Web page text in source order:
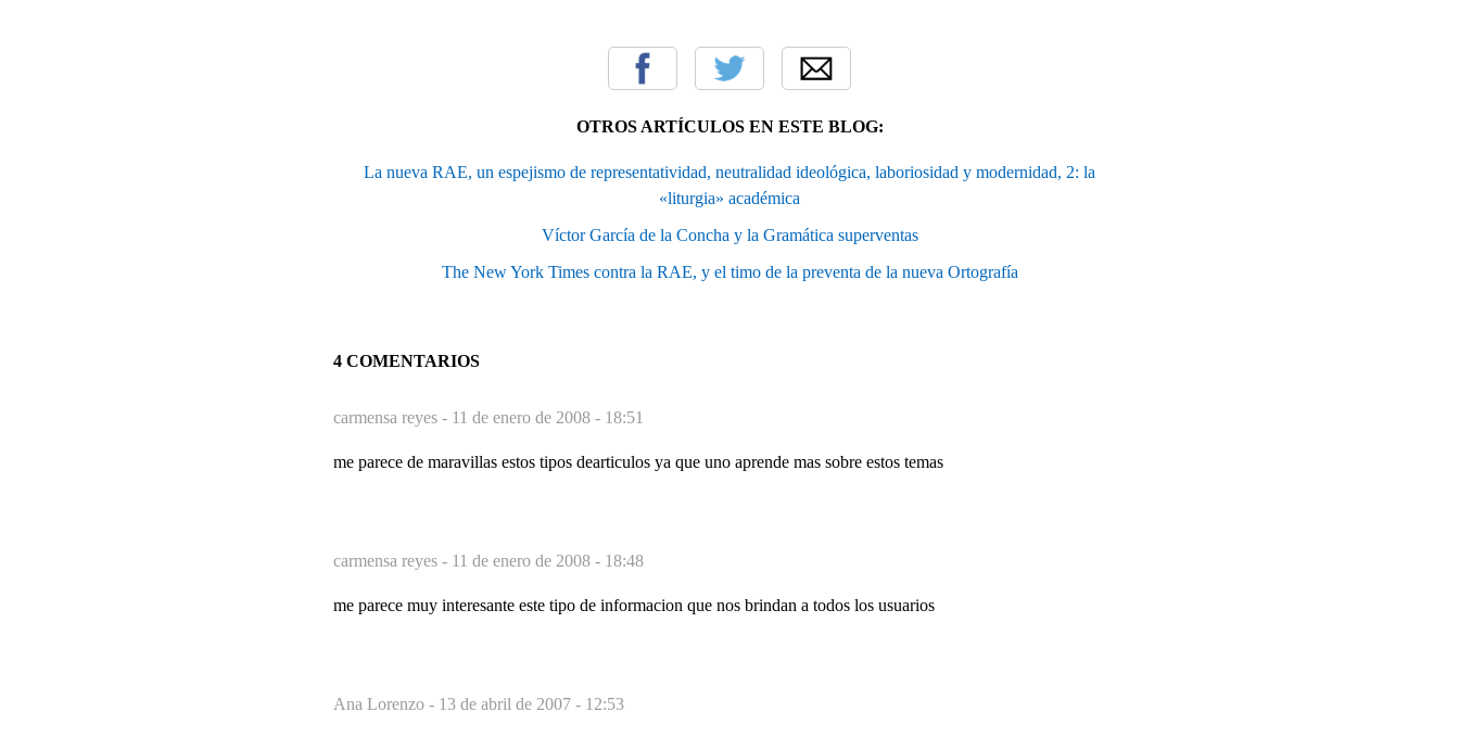
OTROS ARTÍCULOS EN ESTE BLOG:
La nueva RAE, un espejismo de representatividad, neutralidad ideológica, laboriosidad y modernidad, 2: la
«liturgia» académica
Víctor García de la Concha y la Gramática superventas
The New York Times contra la RAE, y el timo de la preventa de la nueva Ortografía
4 COMENTARIOS
carmensa reyes - 11 de enero de 2008 - 18:51
me parece de maravillas estos tipos dearticulos ya que uno aprende mas sobre estos temas
carmensa reyes - 11 de enero de 2008 - 18:48
me parece muy interesante este tipo de informacion que nos brindan a todos los usuarios
Ana Lorenzo - 13 de abril de 2007 - 12:53